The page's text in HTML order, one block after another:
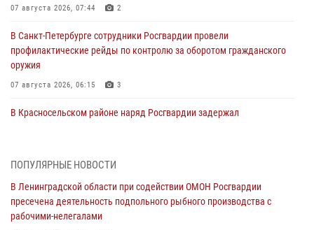
07 августа 2026, 07:44 2
В Санкт-Петербурге сотрудники Росгвардии провели
профилактические рейды по контролю за оборотом гражданского
оружия
07 августа 2026, 06:15 3
В Красносельском районе наряд Росгвардии задержал
06 августа 2026, 13:39 1
В Центральном районе росгвардейцы оперативно задержали
хулигана, стрелявшего из пускового устройства рядом с жилыми
домами
ПОПУЛЯРНЫЕ НОВОСТИ
В Ленинградской области при содействии ОМОН Росгвардии
пресечена деятельность подпольного рыбного производства с
рабочими-нелегалами